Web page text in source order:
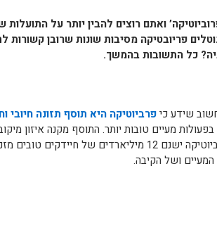
ואתם רוצים להבין יותר על
פריובטיקה מסיבות שונות שרובן קשורות
כל התשובות בהמשך.
שידע כיפרביוטיקה היא תוסף תזונה חיובי
בפעולות מעיים טובות יותר. התוסף מקנה איזון
המערכת החיסונית. כיום בתוספי פרוביוטיקה ישנם 12
ושל הקיבה.